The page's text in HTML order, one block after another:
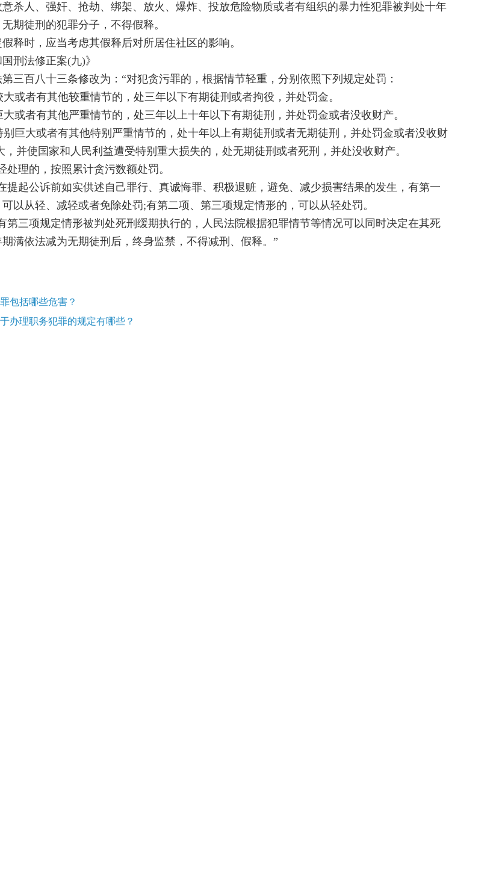
杀人、强奸、抢劫、绑架、放火、爆炸、投放危险物质或者有组织的暴力性犯罪被判处十年
期徒刑的犯罪分子，不得假释。
释时，应当考虑其假释后对所居住社区的影响。
刑法修正案(九)》
三百八十三条修改为：“对犯贪污罪的，根据情节轻重，分别依照下列规定处罚：
大或者有其他较重情节的，处三年以下有期徒刑或者拘役，并处罚金。
大或者有其他严重情节的，处三年以上十年以下有期徒刑，并处罚金或者没收财产。
别巨大或者有其他特别严重情节的，处十年以上有期徒刑或者无期徒刑，并处罚金或者没收财
，并使国家和人民利益遭受特别重大损失的，处无期徒刑或者死刑，并处没收财产。
处理的，按照累计贪污数额处罚。
提起公诉前如实供述自己罪行、真诚悔罪、积极退赃，避免、减少损害结果的发生，有第一
以从轻、减轻或者免除处罚;有第二项、第三项规定情形的，可以从轻处罚。
第三项规定情形被判处死刑缓期执行的，人民法院根据犯罪情节等情况可以同时决定在其死
满依法减为无期徒刑后，终身监禁，不得减刑、假释。”
包括哪些危害？
办理职务犯罪的规定有哪些？